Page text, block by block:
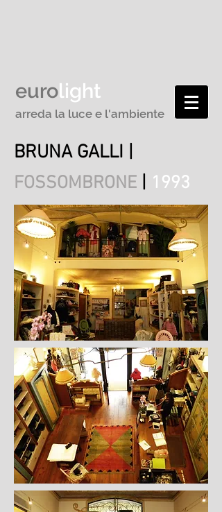
eurolight
arreda la luce e l'ambiente
BRUNA GALLI |
FOSSOMBRONE 1993